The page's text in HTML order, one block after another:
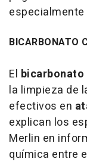
BICARBONATO
El bicarbonato
la limpieza de
efectivos en
explican los
Merlin en
química entre